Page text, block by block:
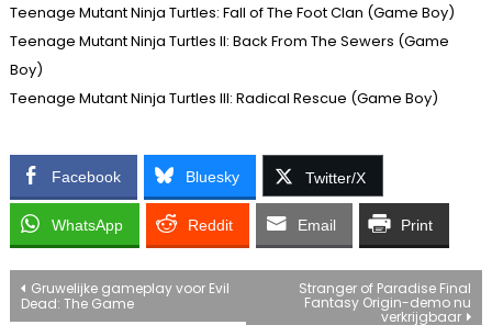
Teenage Mutant Ninja Turtles: Fall of The Foot Clan (Game Boy)
Teenage Mutant Ninja Turtles II: Back From The Sewers (Game
Boy)
Teenage Mutant Ninja Turtles III: Radical Rescue (Game Boy)
Facebook Bluesky Twitter/X
WhatsApp Reddit Email Print
Bericht
Gruwelijke gameplay voor Evil
Dead: The Game
Stranger of Paradise Final
Fantasy Origin-demo nu
verkrijgbaar